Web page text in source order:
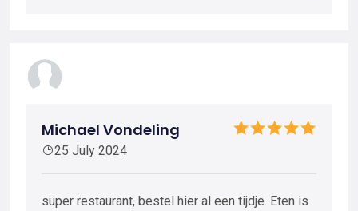
Michael Vondeling
25 July 2024
super restaurant, bestel hier al een tijdje. Eten is